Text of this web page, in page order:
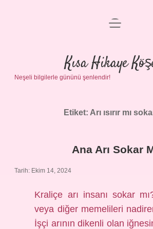
Anasayfa
Gizlilik Politikası
Yasal Uyarı
menüyü
Kısa Hikaye
Neşeli bilgilerle gününü şenlendir!
Etiket: Arı ısırır mı
Ana Arı Sokar
Tarih: Ekim 14, 2024
Kraliçe arı insanı sokar
veya diğer memelileri
İşçi arının dikenli olan